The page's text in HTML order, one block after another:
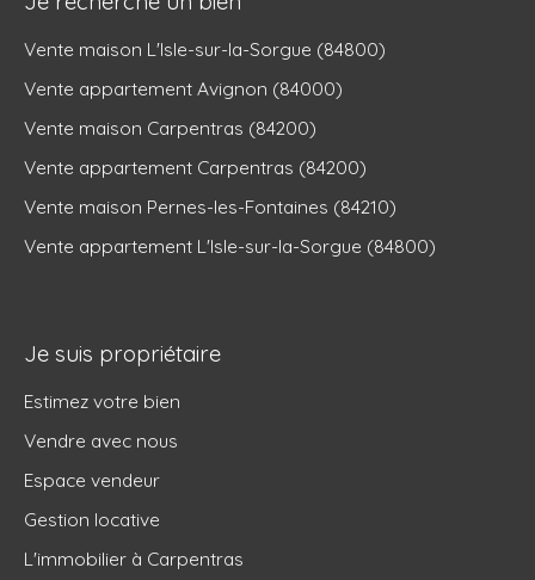
Vente maison L'Isle-sur-la-Sorgue (84800)
Vente appartement Avignon (84000)
Vente maison Carpentras (84200)
Vente appartement Carpentras (84200)
Vente maison Pernes-les-Fontaines (84210)
Vente appartement L'Isle-sur-la-Sorgue (84800)
Je suis propriétaire
Estimez votre bien
Vendre avec nous
Espace vendeur
Gestion locative
L'immobilier à Carpentras